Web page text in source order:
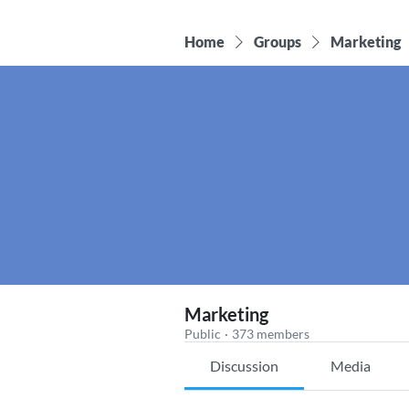
Home Groups Marketing
Marketing
Public · 373 members
Discussion Media